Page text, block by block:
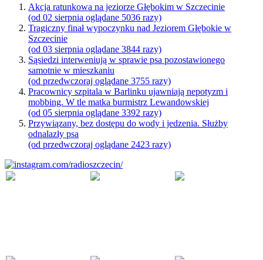
Akcja ratunkowa na jeziorze Głębokim w Szczecinie
(od 02 sierpnia oglądane 5036 razy)
Tragiczny finał wypoczynku nad Jeziorem Głębokie w
Szczecinie
(od 03 sierpnia oglądane 3844 razy)
Sąsiedzi interweniują w sprawie psa pozostawionego
samotnie w mieszkaniu
(od przedwczoraj oglądane 3755 razy)
Pracownicy szpitala w Barlinku ujawniają nepotyzm i
mobbing. W tle matka burmistrz Lewandowskiej
(od 05 sierpnia oglądane 3392 razy)
Przywiązany, bez dostępu do wody i jedzenia. Służby
odnalazły psa
(od przedwczoraj oglądane 2423 razy)